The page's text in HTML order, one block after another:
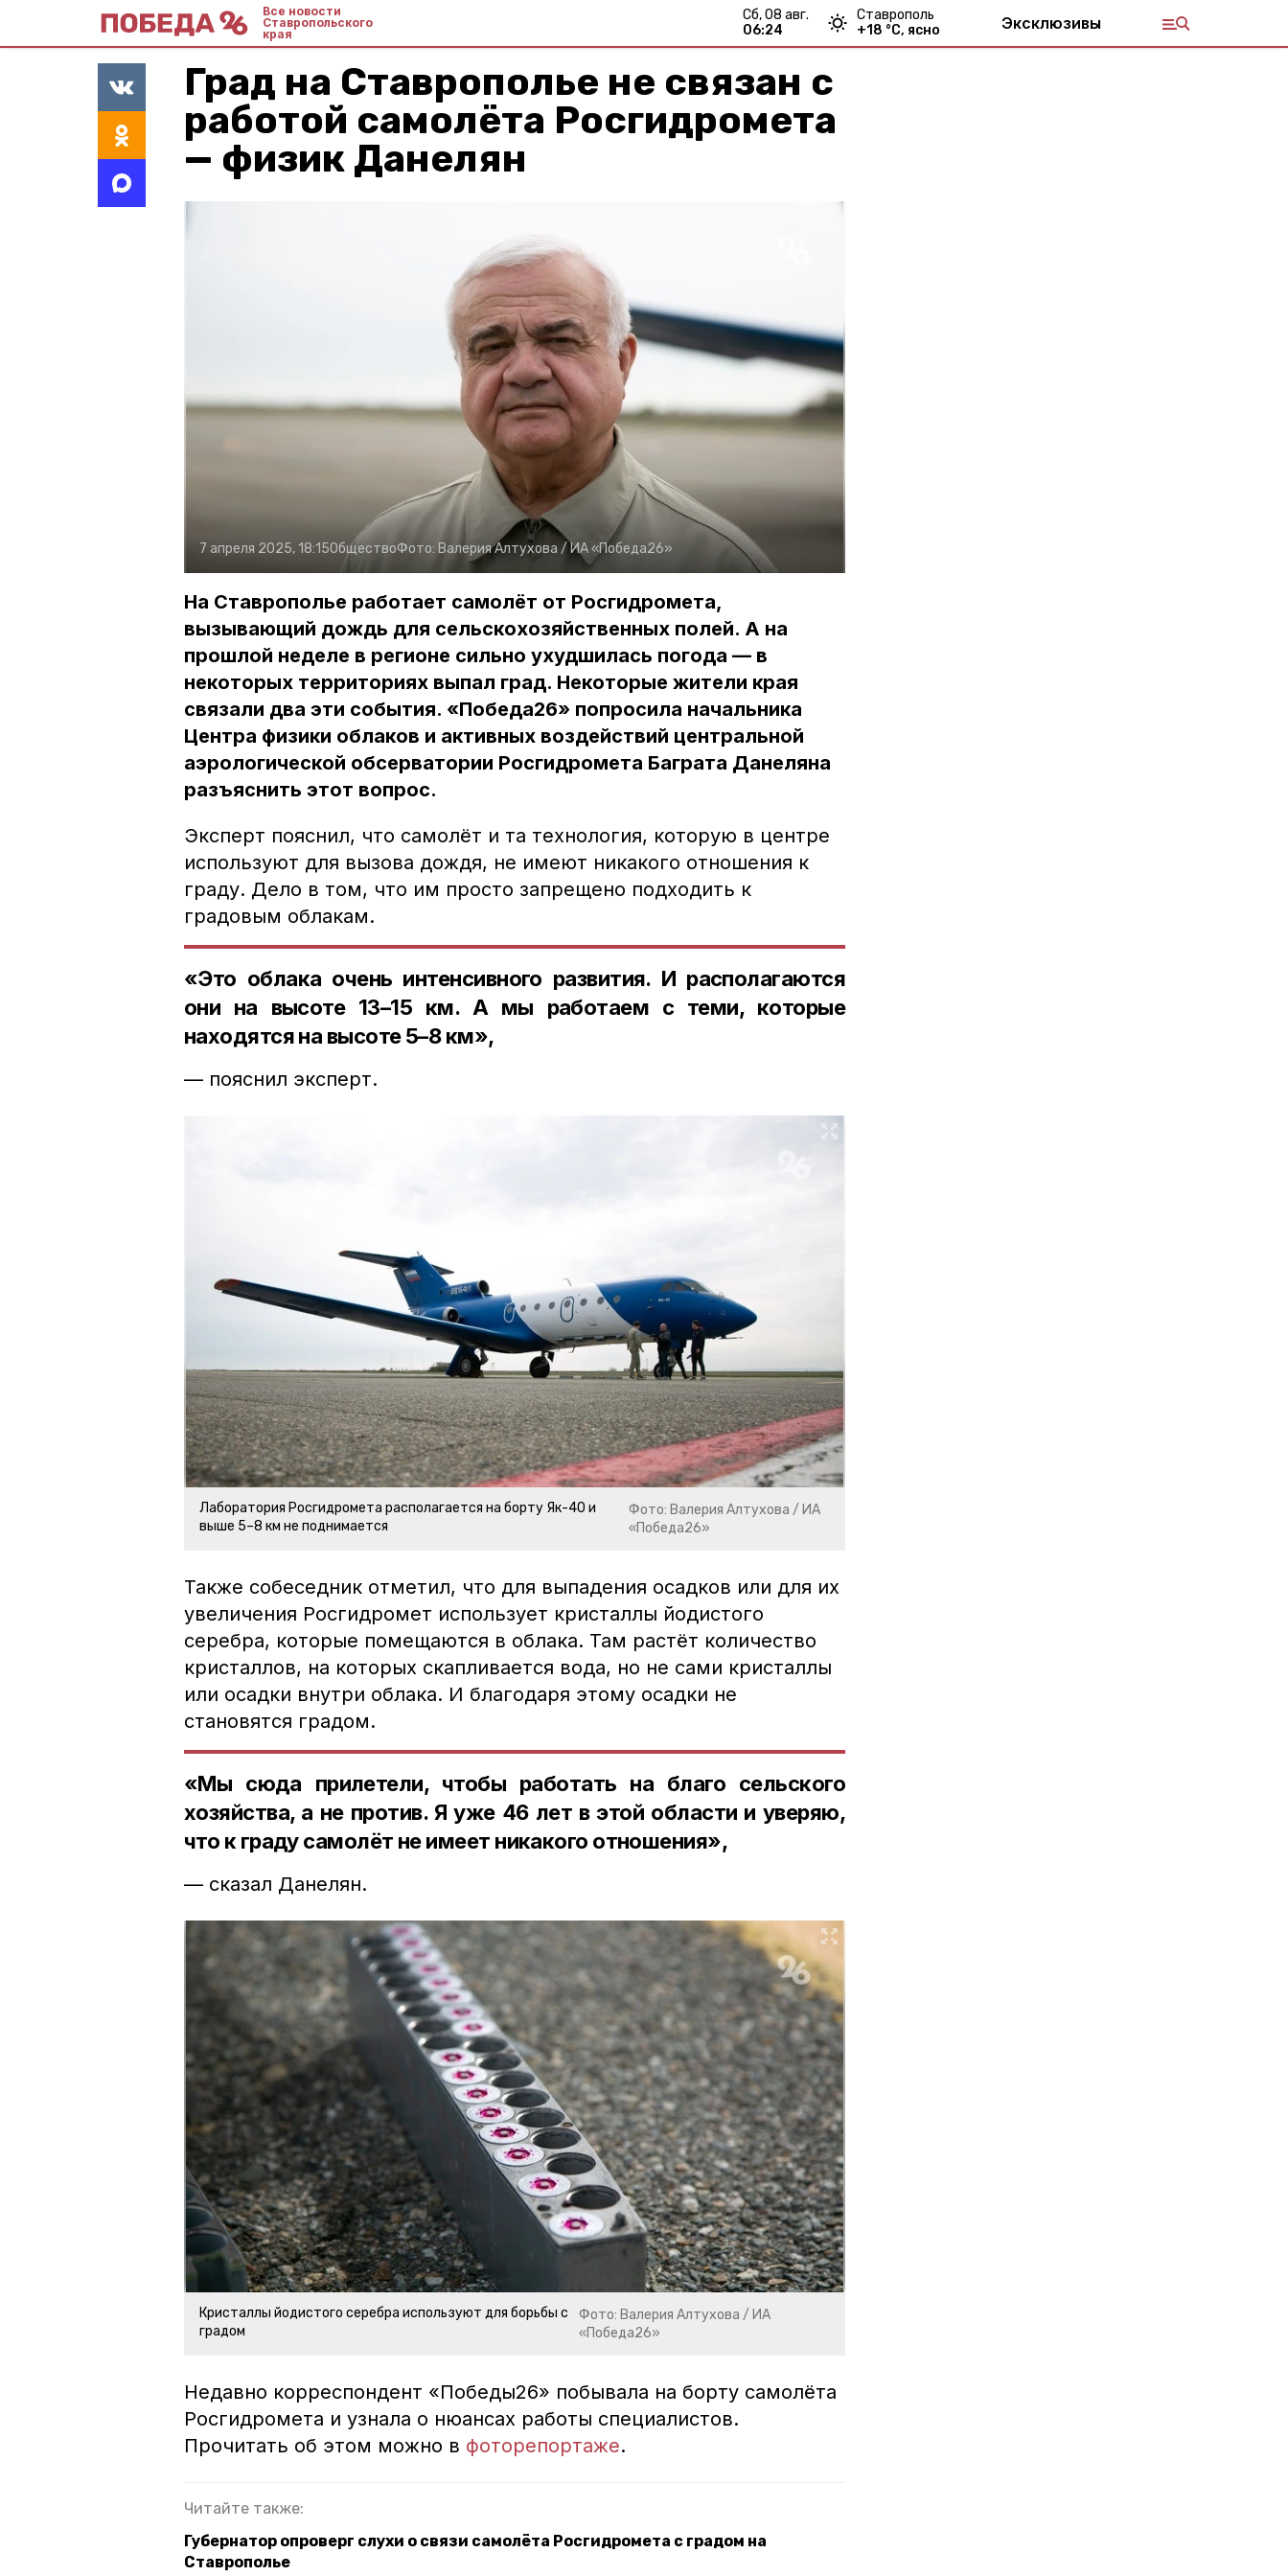
Все новости
Ставропольского
края
сб, 08 авг.
06:24
Ставрополь
+18 °С, ясно Эксклюзивы
Град на Ставрополье не связан с
работой самолёта Росгидромета
— физик Данелян
7 апреля 2025, 18:15ОбществоФото: Валерия Алтухова / ИА «Победа26»
На Ставрополье работает самолёт от Росгидромета,
вызывающий дождь для сельскохозяйственных полей. А на
прошлой неделе в регионе сильно ухудшилась погода — в
некоторых территориях выпал град. Некоторые жители края
связали два эти события. «Победа26» попросила начальника
Центра физики облаков и активных воздействий центральной
аэрологической обсерватории Росгидромета Баграта Данеляна
разъяснить этот вопрос.
Эксперт пояснил, что самолёт и та технология, которую в центре
используют для вызова дождя, не имеют никакого отношения к
граду. Дело в том, что им просто запрещено подходить к
градовым облакам.
«Это облака очень интенсивного развития. И располагаются
они на высоте 13–15 км. А мы работаем с теми, которые
находятся на высоте 5–8 км»,
— пояснил эксперт.
Лаборатория Росгидромета располагается на борту Як-40 и
выше 5–8 км не поднимается
Фото: Валерия Алтухова / ИА
«Победа26»
Также собеседник отметил, что для выпадения осадков или для их
увеличения Росгидромет использует кристаллы йодистого
серебра, которые помещаются в облака. Там растёт количество
кристаллов, на которых скапливается вода, но не сами кристаллы
или осадки внутри облака. И благодаря этому осадки не
становятся градом.
«Мы сюда прилетели, чтобы работать на благо сельского
хозяйства, а не против. Я уже 46 лет в этой области и уверяю,
что к граду самолёт не имеет никакого отношения»,
— сказал Данелян.
Кристаллы йодистого серебра используют для борьбы с
градом
Фото: Валерия Алтухова / ИА
«Победа26»
Недавно корреспондент «Победы26» побывала на борту самолёта
Росгидромета и узнала о нюансах работы специалистов.
Прочитать об этом можно в фоторепортаже.
Читайте также:
Губернатор опроверг слухи о связи самолёта Росгидромета с градом на
Ставрополье